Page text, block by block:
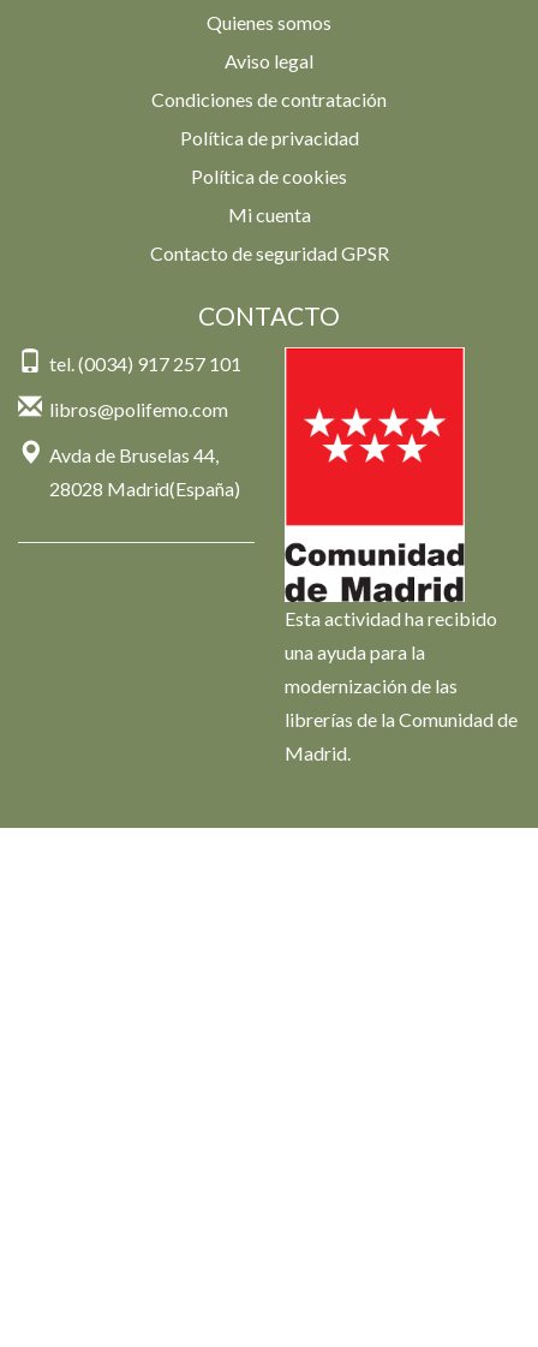
Quienes somos
Aviso legal
Condiciones de contratación
Política de privacidad
Política de cookies
Mi cuenta
Contacto de seguridad GPSR
CONTACTO
tel. (0034) 917 257 101
libros@polifemo.com
Avda de Bruselas 44,
28028 Madrid(España)
Esta actividad ha recibido
una ayuda para la
modernización de las
librerías de la Comunidad de
Madrid.